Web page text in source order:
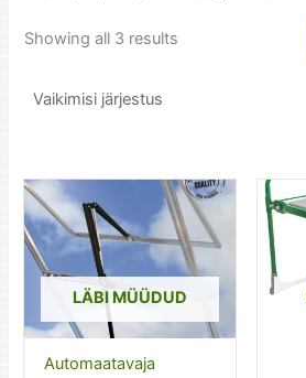
Showing all 3 results
LÄBI MÜÜDUD
Automaatavaja